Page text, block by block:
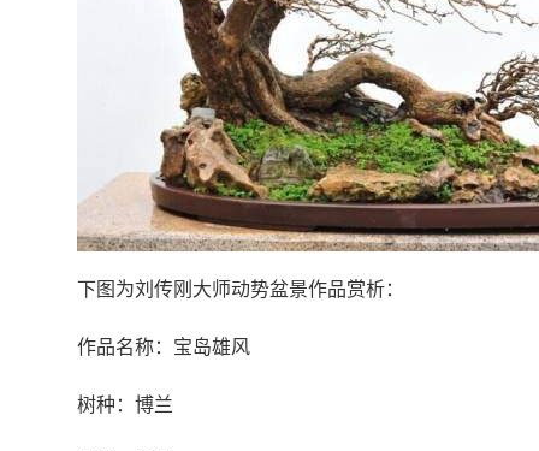
下图为刘传刚大师动势盆景作品赏析：
作品名称：宝岛雄风
树种：博兰